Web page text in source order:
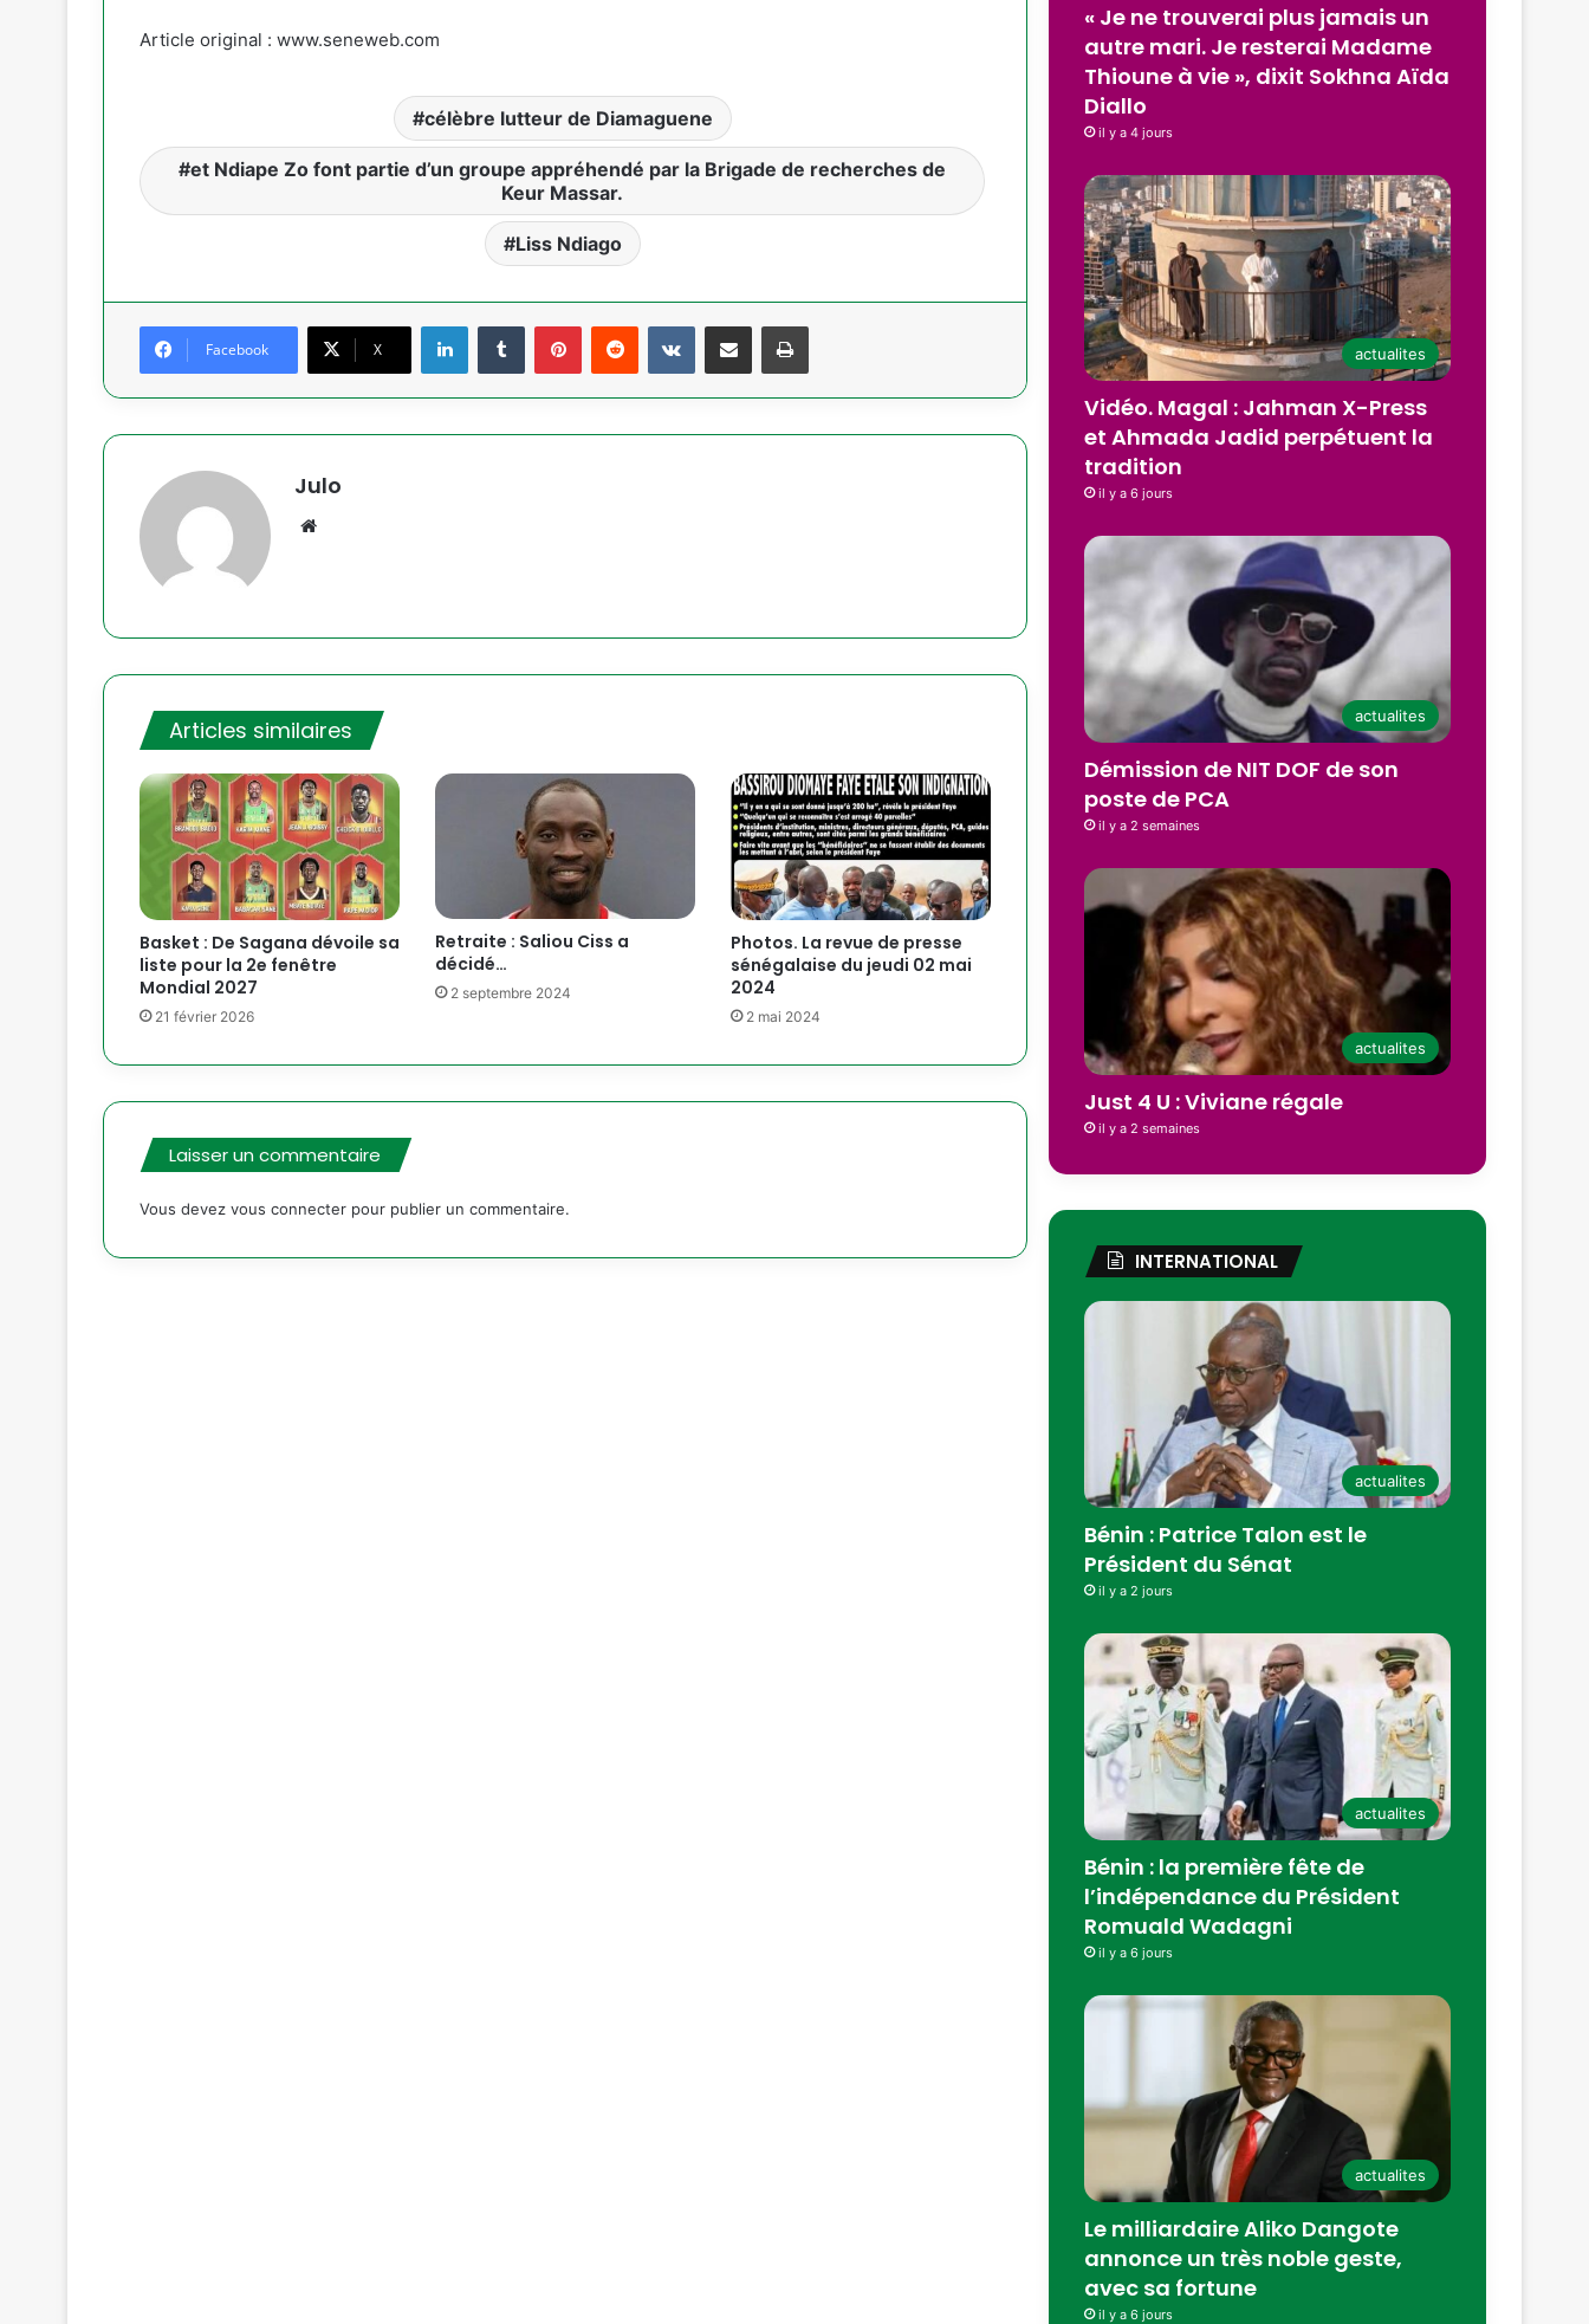
Article original : www.seneweb.com
célèbre lutteur de Diamaguene
et Ndiape Zo font partie d’un groupe appréhendé par la Brigade de recherches de
Keur Massar.
Liss Ndiago
Facebook X
LinkedinTumblr PinterestReddit VKontaktePartager par email Imprimer
Julo
Articles similaires
Basket : De Sagana dévoile sa
liste pour la 2e fenêtre
Mondial 2027
21 février 2026
Retraite : Saliou Ciss a
décidé…
2 septembre 2024
Photos. La revue de presse
sénégalaise du jeudi 02 mai
2024
2 mai 2024
Laisser un commentaire
Vous devez vous connecter pour publier un commentaire.
« Je ne trouverai plus jamais un
autre mari. Je resterai Madame
Thioune à vie », dixit Sokhna Aïda
Diallo
il y a 4 jours
actualites
Vidéo. Magal : Jahman X-Press
et Ahmada Jadid perpétuent la
tradition
il y a 6 jours
actualites
Démission de NIT DOF de son
poste de PCA
il y a 2 semaines
actualites
Just 4 U : Viviane régale
il y a 2 semaines
INTERNATIONAL
actualites
Bénin : Patrice Talon est le
Président du Sénat
il y a 2 jours
actualites
Bénin : la première fête de
l’indépendance du Président
Romuald Wadagni
il y a 6 jours
actualites
Le milliardaire Aliko Dangote
annonce un très noble geste,
avec sa fortune
il y a 6 jours